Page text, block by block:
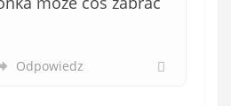
Odpowiedz